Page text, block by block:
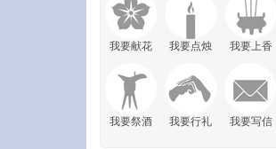
我要献花 我要点烛 我要上香
我要祭酒 我要行礼 我要写信